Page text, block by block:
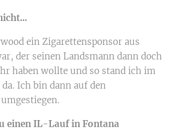
ein Zigarettensponsor aus
der seinen Landsmann dann doch
haben wollte und so stand ich im
Ich bin dann auf den
einen IL-Lauf in Fontana